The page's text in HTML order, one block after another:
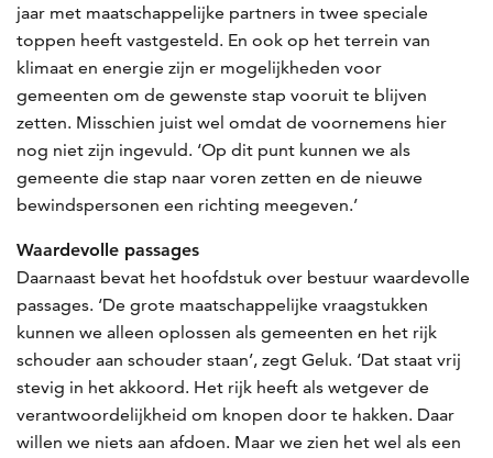
jaar met maatschappelijke partners in twee speciale
toppen heeft vastgesteld. En ook op het terrein van
klimaat en energie zijn er mogelijkheden voor
gemeenten om de gewenste stap vooruit te blijven
zetten. Misschien juist wel omdat de voornemens hier
nog niet zijn ingevuld. ‘Op dit punt kunnen we als
gemeente die stap naar voren zetten en de nieuwe
bewindspersonen een richting meegeven.’
Waardevolle passages
Daarnaast bevat het hoofdstuk over bestuur waardevolle
passages. ‘De grote maatschappelijke vraagstukken
kunnen we alleen oplossen als gemeenten en het rijk
schouder aan schouder staan’, zegt Geluk. ‘Dat staat vrij
stevig in het akkoord. Het rijk heeft als wetgever de
verantwoordelijkheid om knopen door te hakken. Daar
willen we niets aan afdoen. Maar we zien het wel als een